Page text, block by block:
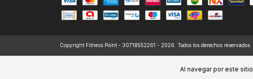
Al navegar por este sitio
Copyright Fitness Point - 30718552261 - 2026. Todos los derechos reservados.